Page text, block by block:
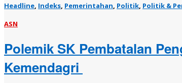
Headline, Indeks, Pemerintahan, Politik, Politik &
ASN
Polemik SK Pembatalan
Kemendagri